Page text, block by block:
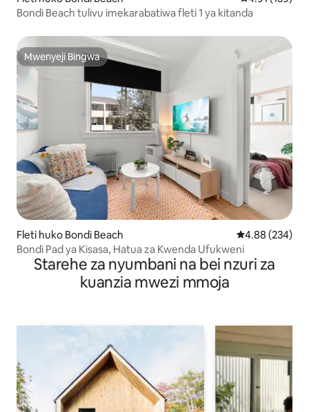
Bondi Beach tulivu imekarabatiwa fleti 1 ya kitanda
Mwenyeji Bingwa
Mwenyeji Bingwa
Fleti huko Bondi Beach Ukadiriaji wa
4.88 (234)
Bondi Pad ya Kisasa, Hatua za Kwenda Ufukweni
Starehe za nyumbani na bei nzuri za
kuanzia mwezi mmoja